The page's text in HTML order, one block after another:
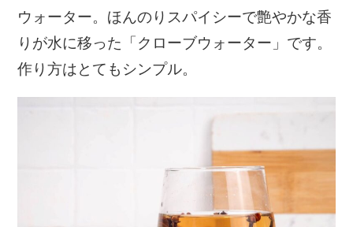
ウォーター。ほんのりスパイシーで艶やかな香
りが水に移った「クローブウォーター」です。
作り方はとてもシンプル。